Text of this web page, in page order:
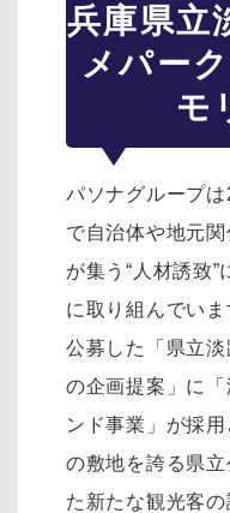
兵庫県立
メパー
モ
パソナグループ
で自治体や地元
が集う“人材誘致
に取り組んでい
公募した「県立
の企画提案」に
ンド事業」が採
の敷地を誇る県
た新たな観光客